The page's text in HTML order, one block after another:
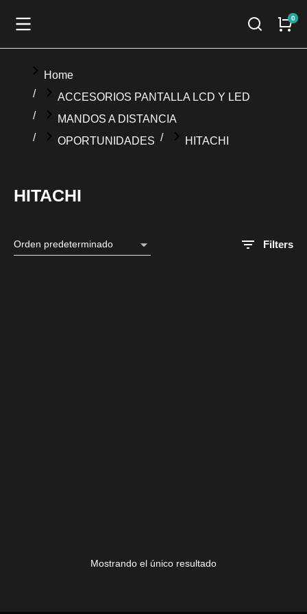
You are here:
Home
ACCESORIOS PANTALLA LCD Y LED
MANDOS A DISTANCIA
OPORTUNIDADES
HITACHI
HITACHI
Filters
Mostrando el único resultado